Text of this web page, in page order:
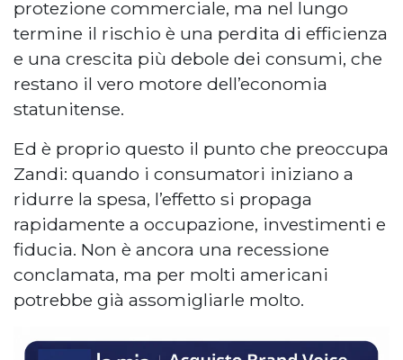
protezione commerciale, ma nel lungo
termine il rischio è una perdita di efficienza
e una crescita più debole dei consumi, che
restano il vero motore dell’economia
statunitense.
Ed è proprio questo il punto che preoccupa
Zandi: quando i consumatori iniziano a
ridurre la spesa, l’effetto si propaga
rapidamente a occupazione, investimenti e
fiducia. Non è ancora una recessione
conclamata, ma per molti americani
potrebbe già assomigliarle molto.